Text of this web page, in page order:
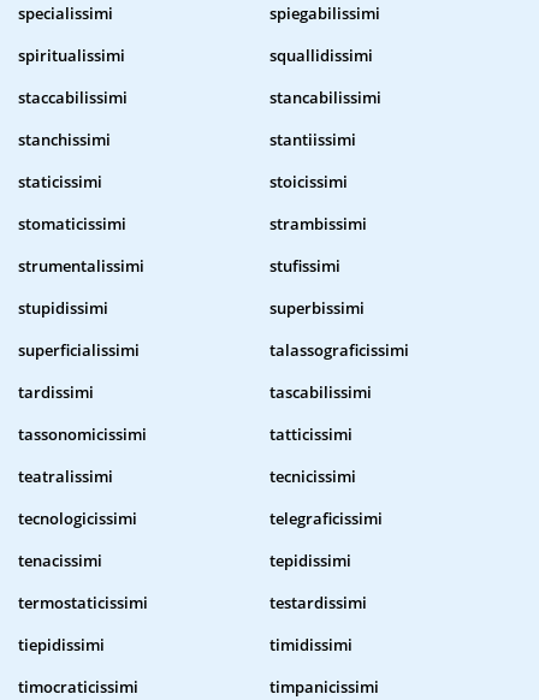
specialissimi
spiegabilissimi
spiritualissimi
squallidissimi
staccabilissimi
stancabilissimi
stanchissimi
stantiissimi
staticissimi
stoicissimi
stomaticissimi
strambissimi
strumentalissimi
stufissimi
stupidissimi
superbissimi
superficialissimi
talassograficissimi
tardissimi
tascabilissimi
tassonomicissimi
tatticissimi
teatralissimi
tecnicissimi
tecnologicissimi
telegraficissimi
tenacissimi
tepidissimi
termostaticissimi
testardissimi
tiepidissimi
timidissimi
timocraticissimi
timpanicissimi